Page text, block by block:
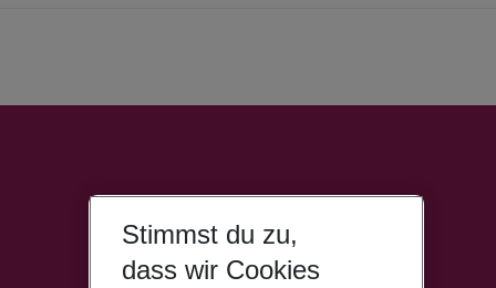
Stimmst du zu,
dass wir Cookies